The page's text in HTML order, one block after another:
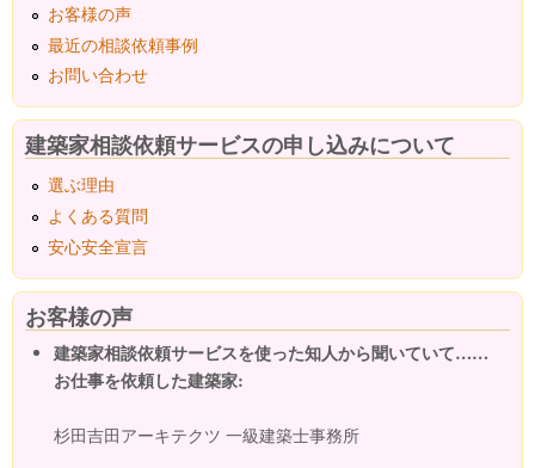
お客様の声
最近の相談依頼事例
お問い合わせ
建築家相談依頼サービスの申し込みについて
選ぶ理由
よくある質問
安心安全宣言
お客様の声
建築家相談依頼サービスを使った知人から聞いていて……
お仕事を依頼した建築家:
杉田吉田アーキテクツ 一級建築士事務所